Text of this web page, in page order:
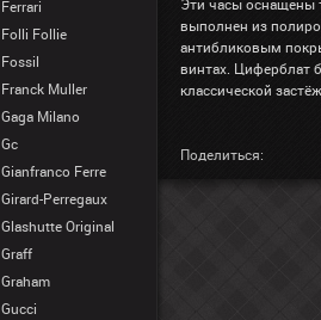
Ferrari
Folli Follie
Fossil
Franck Muller
Gaga Milano
Gc
Gianfranco Ferre
Girard-Perregaux
Glashutte Original
Graff
Graham
Gucci
выполнен из
антибликовым
винтах. Циферблат
классической
Поделиться: